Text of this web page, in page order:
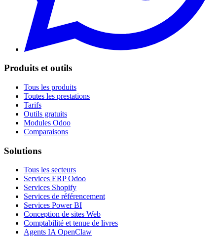
Produits et outils
Tous les produits
Toutes les prestations
Tarifs
Outils gratuits
Modules Odoo
Comparaisons
Solutions
Tous les secteurs
Services ERP Odoo
Services Shopify
Services de référencement
Services Power BI
Conception de sites Web
Comptabilité et tenue de livres
Agents IA OpenClaw